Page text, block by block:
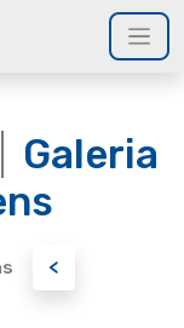
Galeria
<